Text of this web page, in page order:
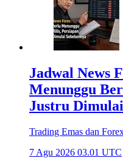
Jadwal News
Menunggu
Justru
Trading Emas dan
7 Agu 2026 03.01 UTC